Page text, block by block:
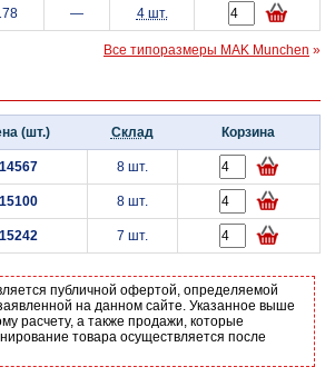
— 4 шт.
Все типоразмеры MAK Munchen »
(шт.) Склад Корзина
14567 8 шт.
15100 8 шт.
15242 7 шт.
публичной офертой, определяемой
на данном сайте. Указанное выше
расчету, а также продажи, которые
товара осуществляется после